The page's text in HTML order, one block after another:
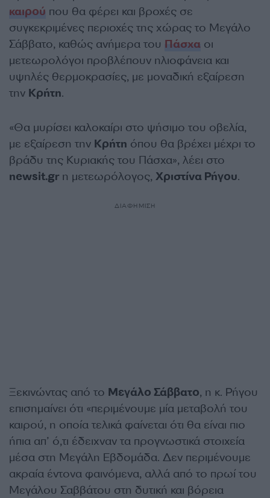
καιρού που θα φέρει και βροχές σε
συγκεκριμένες περιοχές της χώρας το Μεγάλο
Σάββατο, καθώς ανήμερα του Πάσχα οι
μετεωρολόγοι προβλέπουν ηλιοφάνεια και
υψηλές θερμοκρασίες, με μοναδική εξαίρεση
την Κρήτη.
«Θα μυρίσει καλοκαίρι στο ψήσιμο του οβελία,
με εξαίρεση την Κρήτη όπου θα βρέχει μέχρι το
βράδυ της Κυριακής του Πάσχα», λέει στο
newsit.gr η μετεωρόλογος, Χριστίνα Ρήγου.
ΔΙΑΦΗΜΙΣΗ
Ξεκινώντας από το Μεγάλο Σάββατο, η κ. Ρήγου
επισημαίνει ότι «περιμένουμε μία μεταβολή του
καιρού, η οποία τελικά φαίνεται ότι θα είναι πιο
ήπια απ’ ό,τι έδειχναν τα προγνωστικά στοιχεία
μέσα στη Μεγάλη Εβδομάδα. Δεν περιμένουμε
ακραία έντονα φαινόμενα, αλλά από το πρωί του
Μεγάλου Σαββάτου στη δυτική και βόρεια